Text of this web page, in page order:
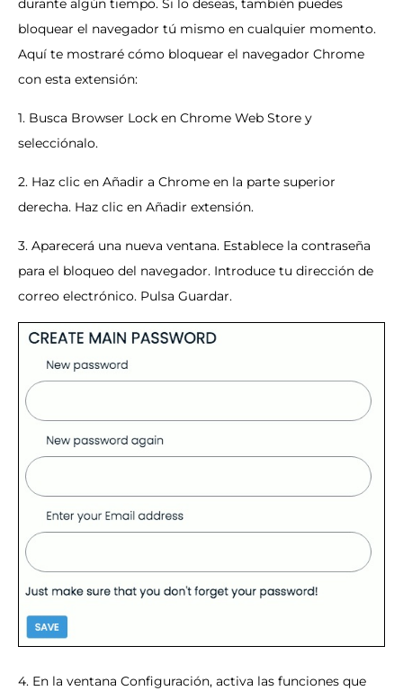
durante algún tiempo. Si lo deseas, también puedes
bloquear el navegador tú mismo en cualquier momento.
Aquí te mostraré cómo bloquear el navegador Chrome
con esta extensión:
1. Busca Browser Lock en Chrome Web Store y
selecciónalo.
2. Haz clic en Añadir a Chrome en la parte superior
derecha. Haz clic en Añadir extensión.
3. Aparecerá una nueva ventana. Establece la contraseña
para el bloqueo del navegador. Introduce tu dirección de
correo electrónico. Pulsa Guardar.
4. En la ventana Configuración, activa las funciones que